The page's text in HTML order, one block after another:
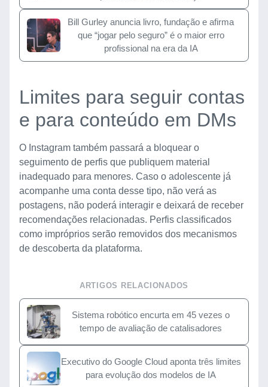
Bill Gurley anuncia livro, fundação e afirma
que “jogar pelo seguro” é o maior erro
profissional na era da IA
Limites para seguir contas
e para conteúdo em DMs
O Instagram também passará a bloquear o
seguimento de perfis que publiquem material
inadequado para menores. Caso o adolescente já
acompanhe uma conta desse tipo, não verá as
postagens, não poderá interagir e deixará de receber
recomendações relacionadas. Perfis classificados
como impróprios serão removidos dos mecanismos
de descoberta da plataforma.
ARTIGOS RELACIONADOS
Sistema robótico encurta em 45 vezes o
tempo de avaliação de catalisadores
Executivo do Google Cloud aponta três limites
para evolução dos modelos de IA